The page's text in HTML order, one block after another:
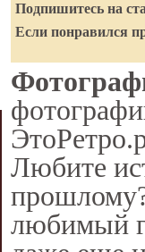
Подпишитесь на
Если понравился
Любите
любимый